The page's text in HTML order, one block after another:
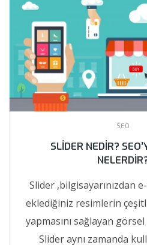
SEO
SLIDER NEDIR?
Slider ,bilgisayarınızdan
eklediğiniz resimlerin
yapmasını sağlayan
Slider aynı zamanda